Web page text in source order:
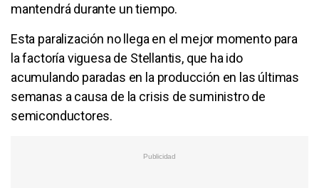
mantendrá durante un tiempo.
Esta paralización no llega en el mejor momento para
la factoría viguesa de Stellantis, que ha ido
acumulando paradas en la producción en las últimas
semanas a causa de la crisis de suministro de
semiconductores.